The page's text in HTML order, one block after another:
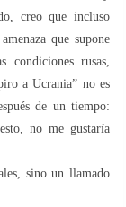
creo que incluso
que supone
rusas,
a Ucrania” no es
de un tiempo:
no me gustaría
sino un llamado